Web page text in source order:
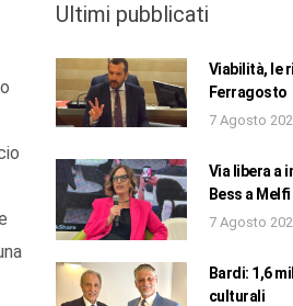
Ultimi pubblicati
Viabilità, le
Ferragosto
7 Agosto
Via libera a
Bess a
7 Agosto
Bardi: 1,6
culturali